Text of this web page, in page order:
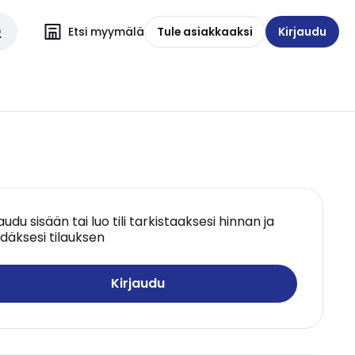
Etsi myymälä Tule asiakkaaksi Kirjaudu
sisään tai luo tili tarkistaaksesi hinnan ja
tilauksen
Kirjaudu